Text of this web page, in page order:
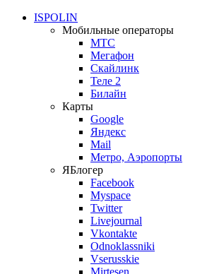
ISPOLIN
Мобильные операторы
МТС
Мегафон
Скайлинк
Теле 2
Билайн
Карты
Google
Яндекс
Mail
Метро, Аэропорты
ЯБлогер
Facebook
Myspace
Twitter
Livejournal
Vkontakte
Odnoklassniki
Vserusskie
Mirtesen